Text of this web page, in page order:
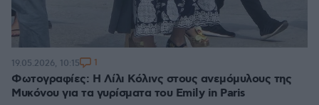
Φωτογραφίες: Η Λίλι Κόλινς στους ανεμόμυλους της
Μυκόνου για τα γυρίσματα του Emily in Paris
19.05.2026, 10:15 1